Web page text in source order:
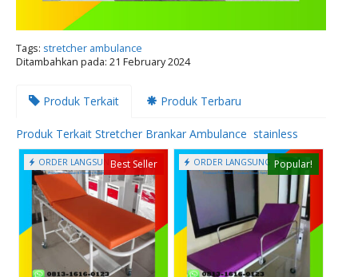
Tags: stretcher ambulance
Ditambahkan pada: 21 February 2024
Produk Terkait Produk Terbaru
Produk Terkait Stretcher Brankar Ambulance stainless
Best Seller
ORDER LANGSUNG Popular!
ORDER LANGSUNG